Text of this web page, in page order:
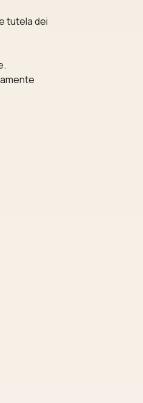
tutela dei